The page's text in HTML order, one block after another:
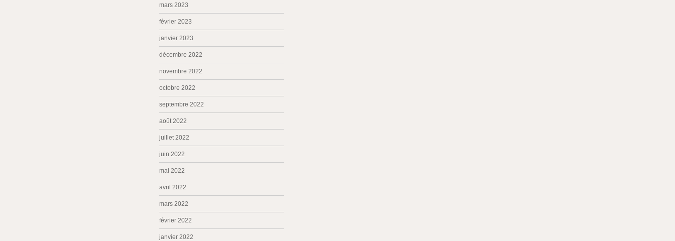
mars 2023
février 2023
janvier 2023
décembre 2022
novembre 2022
octobre 2022
septembre 2022
août 2022
juillet 2022
juin 2022
mai 2022
avril 2022
mars 2022
février 2022
janvier 2022